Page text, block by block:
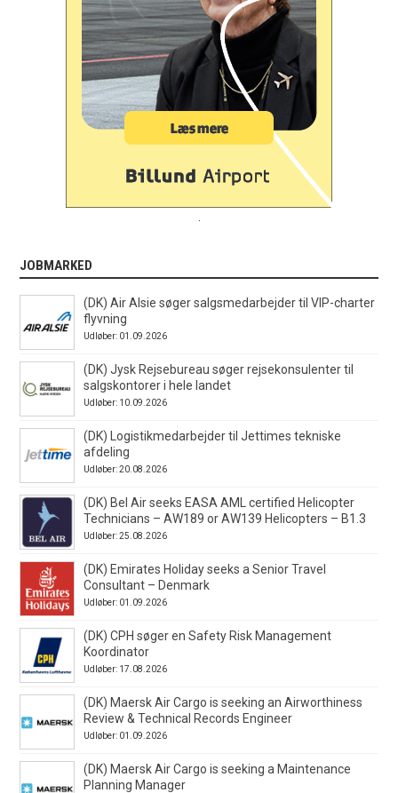
JOBMARKED
(DK) Air Alsie søger salgsmedarbejder til VIP-charter
flyvning
Udløber: 01.09.2026
(DK) Jysk Rejsebureau søger rejsekonsulenter til
salgskontorer i hele landet
Udløber: 10.09.2026
(DK) Logistikmedarbejder til Jettimes tekniske
afdeling
Udløber: 20.08.2026
(DK) Bel Air seeks EASA AML certified Helicopter
Technicians – AW189 or AW139 Helicopters – B1.3
Udløber: 25.08.2026
(DK) Emirates Holiday seeks a Senior Travel
Consultant – Denmark
Udløber: 01.09.2026
(DK) CPH søger en Safety Risk Management
Koordinator
Udløber: 17.08.2026
(DK) Maersk Air Cargo is seeking an Airworthiness
Review & Technical Records Engineer
Udløber: 01.09.2026
(DK) Maersk Air Cargo is seeking a Maintenance
Planning Manager